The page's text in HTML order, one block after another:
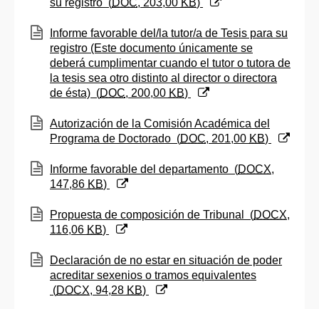
(Abre una nueva ventana)
Informe favorable del/la tutor/a de Tesis para su
registro (Este documento únicamente se
deberá cumplimentar cuando el tutor o tutora de
la tesis sea otro distinto al director o directora
de ésta) (DOC, 200,00 KB)
(Abre una nueva ventana)
Autorización de la Comisión Académica del
Programa de Doctorado (DOC, 201,00 KB)
(Abre una nueva ventana)
Informe favorable del departamento (DOCX,
147,86 KB)
(Abre una nueva ventana)
Propuesta de composición de Tribunal (DOCX,
116,06 KB)
(Abre una nueva ventana)
Declaración de no estar en situación de poder
acreditar sexenios o tramos equivalentes
(DOCX, 94,28 KB)